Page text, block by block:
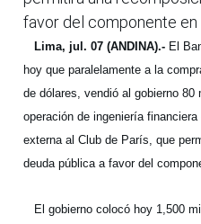
favor del componente en
Lima, jul. 07 (ANDINA).- El
hoy que paralelamente a la
de dólares, vendió al gobierno
operación de ingeniería
externa al Club de París, que
deuda pública a favor del
El gobierno colocó hoy 1,500